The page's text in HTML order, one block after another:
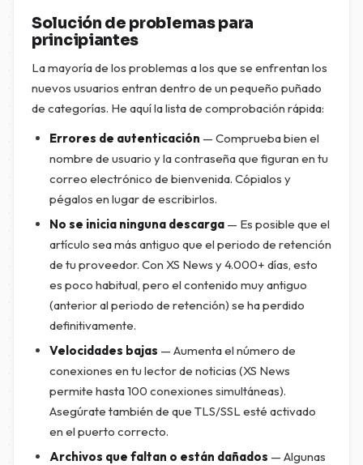
Solución de problemas para
principiantes
La mayoría de los problemas a los que se enfrentan los
nuevos usuarios entran dentro de un pequeño puñado
de categorías. He aquí la lista de comprobación rápida:
Errores de autenticación — Comprueba bien el
nombre de usuario y la contraseña que figuran en tu
correo electrónico de bienvenida. Cópialos y
pégalos en lugar de escribirlos.
No se inicia ninguna descarga — Es posible que el
artículo sea más antiguo que el periodo de retención
de tu proveedor. Con XS News y 4.000+ días, esto
es poco habitual, pero el contenido muy antiguo
(anterior al periodo de retención) se ha perdido
definitivamente.
Velocidades bajas — Aumenta el número de
conexiones en tu lector de noticias (XS News
permite hasta 100 conexiones simultáneas).
Asegúrate también de que TLS/SSL esté activado
en el puerto correcto.
Archivos que faltan o están dañados — Algunas